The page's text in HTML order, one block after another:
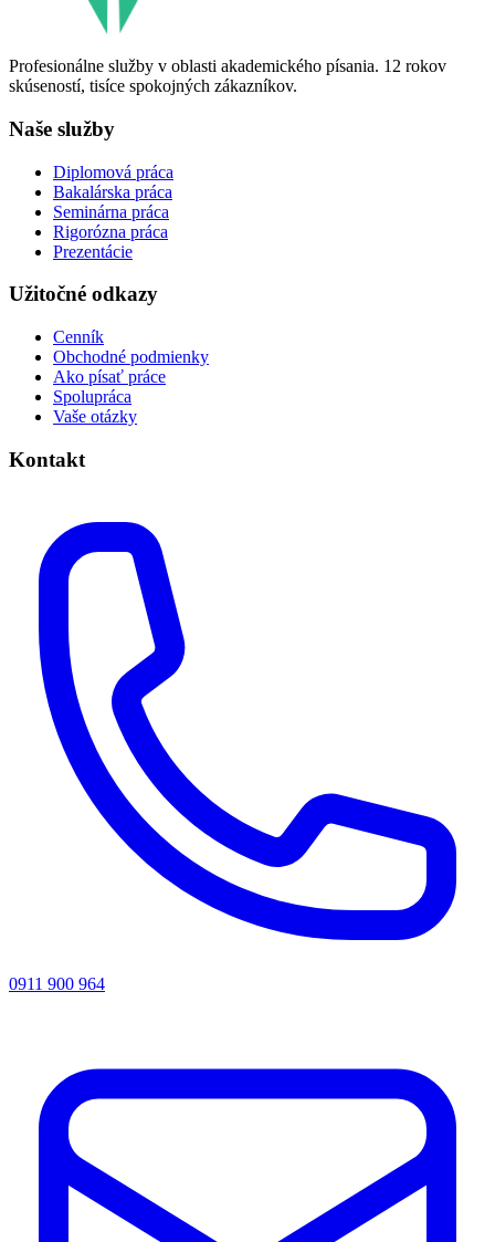
Profesionálne služby v oblasti akademického písania. 12 rokov
skúseností, tisíce spokojných zákazníkov.
Naše služby
Diplomová práca
Bakalárska práca
Seminárna práca
Rigorózna práca
Prezentácie
Užitočné odkazy
Cenník
Obchodné podmienky
Ako písať práce
Spolupráca
Vaše otázky
Kontakt
0911 900 964